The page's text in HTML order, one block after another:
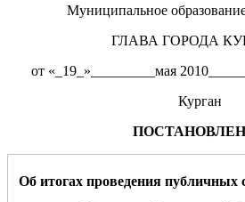
Муниципальное
ГЛАВА ГОРОДА
от «_19_»_________мая
Курган
Об итогах проведения публичных